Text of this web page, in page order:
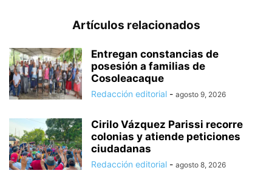
Artículos relacionados
Entregan constancias de
posesión a familias de
Cosoleacaque
Redacción editorial - agosto 9, 2026
Cirilo Vázquez Parissi recorre
colonias y atiende peticiones
ciudadanas
Redacción editorial - agosto 8, 2026